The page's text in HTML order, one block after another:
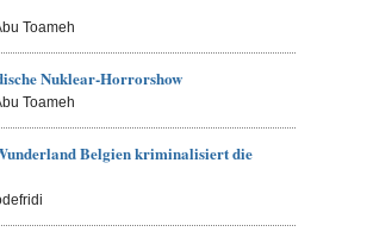
Toameh
Nuklear-Horrorshow
Toameh
Belgien kriminalisiert die